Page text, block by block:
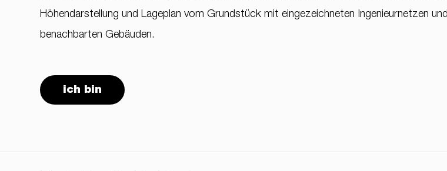
Höhendarstellung und Lageplan vom Grundstück mit eingezeichneten Ingenieurnetzen
benachbarten Gebäuden.
ich bin